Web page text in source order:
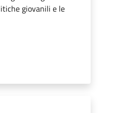
giovanili e le